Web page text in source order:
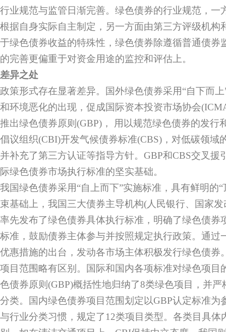
行业规范与监管日渐完善。绿色债券的行业规范，一
根据自身实际自主制定，另一方面由第三方评级机构
于绿色债券收益的特殊性，绿色债券除遵循普通债券
的完善更偏重于对资金用途的监控和评估上。
差异之处
政策形式存在显著差异。国外绿色债券采用“自下而
和环境恶化的出现，促成国际资本投资市场协会
推出绿色债券原则(GBP)， 用以规范绿色债券的发行
倡议组织(CBI)开发气候债券标准(CBS)，对低碳领域
并补充了第三方认证等指导方针。GBP和CBS交叉援
际绿色债券市场执行标准的坚实基础。
我国绿色债券采用“自上而下”实施标准，具有鲜明的
束基础上，我国三大债券主导机构(人民银行、国家
率先发布了绿色债券具体执行标准，明确了绿色债券
标准，鼓励债券主体参与并按照规定执行政策。通过
优惠措施的出台，发动各市场主体积极发行绿色债券
项目范围略有区别。国际和国内各项标准对绿色项目
色债券原则(GBP)概括性地归纳了8类绿色项目，并
分类。国内绿色债券项目范围划定以GBP认定标准为
与行业分类习惯，规定了12类项目类型。各类目具体